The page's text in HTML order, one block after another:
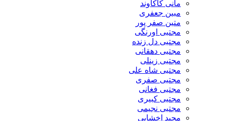
مانی کاکاوند
مبین جعفری
متین صفر پور
مجتبی اورنگی
مجتبی دل زنده
مجتبی دهقانی
مجتبی زینلی
مجتبی شاه علی
مجتبی صفری
مجتبی فغانی
مجتبی کبیری
مجتبی نجیمی
مجید اخشابی